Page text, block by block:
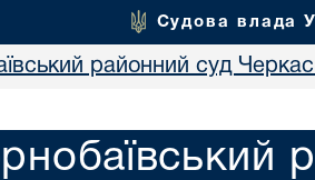
Судова влада
районний суд